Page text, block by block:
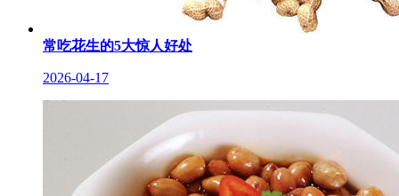
常吃花生的5大惊人好处
2026-04-17